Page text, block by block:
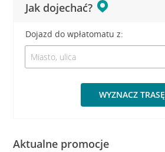
Jak dojechać?
Dojazd do wpłatomatu z:
WYZNACZ TRASĘ
Aktualne promocje